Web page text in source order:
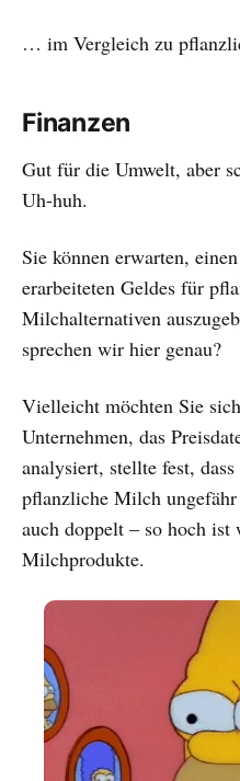
… im Vergleich zu
Finanzen
Gut für die Umwelt, aber
Uh-huh.
Sie können erwarten,
erarbeiteten Geldes für
Milchalternativen
sprechen wir hier genau?
Vielleicht möchten Sie
Unternehmen, das
analysiert, stellte fest,
pflanzliche Milch
auch doppelt – so hoch ist
Milchprodukte.